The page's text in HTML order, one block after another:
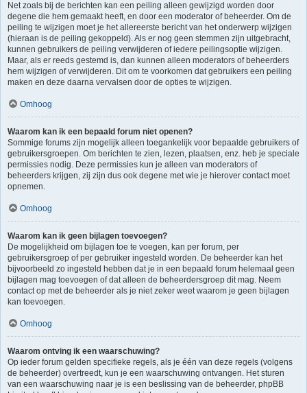
Net zoals bij de berichten kan een peiling alleen gewijzigd worden door
degene die hem gemaakt heeft, en door een moderator of beheerder. Om de
peiling te wijzigen moet je het allereerste bericht van het onderwerp wijzigen
(hieraan is de peiling gekoppeld). Als er nog geen stemmen zijn uitgebracht,
kunnen gebruikers de peiling verwijderen of iedere peilingsoptie wijzigen.
Maar, als er reeds gestemd is, dan kunnen alleen moderators of beheerders
hem wijzigen of verwijderen. Dit om te voorkomen dat gebruikers een peiling
maken en deze daarna vervalsen door de opties te wijzigen.
Omhoog
Waarom kan ik een bepaald forum niet openen?
Sommige forums zijn mogelijk alleen toegankelijk voor bepaalde gebruikers of
gebruikersgroepen. Om berichten te zien, lezen, plaatsen, enz. heb je speciale
permissies nodig. Deze permissies kun je alleen van moderators of
beheerders krijgen, zij zijn dus ook degene met wie je hierover contact moet
opnemen.
Omhoog
Waarom kan ik geen bijlagen toevoegen?
De mogelijkheid om bijlagen toe te voegen, kan per forum, per
gebruikersgroep of per gebruiker ingesteld worden. De beheerder kan het
bijvoorbeeld zo ingesteld hebben dat je in een bepaald forum helemaal geen
bijlagen mag toevoegen of dat alleen de beheerdersgroep dit mag. Neem
contact op met de beheerder als je niet zeker weet waarom je geen bijlagen
kan toevoegen.
Omhoog
Waarom ontving ik een waarschuwing?
Op ieder forum gelden specifieke regels, als je één van deze regels (volgens
de beheerder) overtreedt, kun je een waarschuwing ontvangen. Het sturen
van een waarschuwing naar je is een beslissing van de beheerder, phpBB